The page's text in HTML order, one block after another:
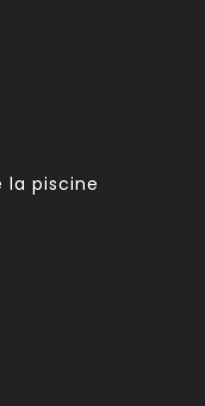
la piscine